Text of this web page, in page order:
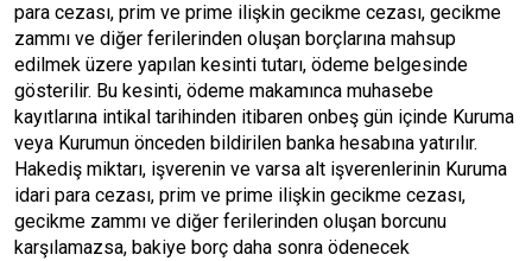
para cezası, prim ve prime ilişkin gecikme cezası, gecikme
zammı ve diğer ferilerinden oluşan borçlarına mahsup
edilmek üzere yapılan kesinti tutarı, ödeme belgesinde
gösterilir. Bu kesinti, ödeme makamınca muhasebe
kayıtlarına intikal tarihinden itibaren onbeş gün içinde Kuruma
veya Kurumun önceden bildirilen banka hesabına yatırılır.
Hakediş miktarı, işverenin ve varsa alt işverenlerinin Kuruma
idari para cezası, prim ve prime ilişkin gecikme cezası,
gecikme zammı ve diğer ferilerinden oluşan borcunu
karşılamazsa, bakiye borç daha sonra ödenecek